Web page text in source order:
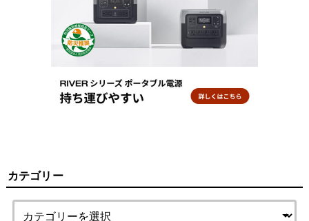
カテゴリー